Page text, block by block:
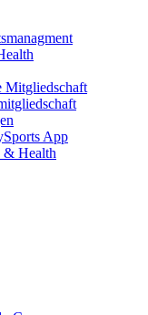
Mitgliedschaft
App
& Health